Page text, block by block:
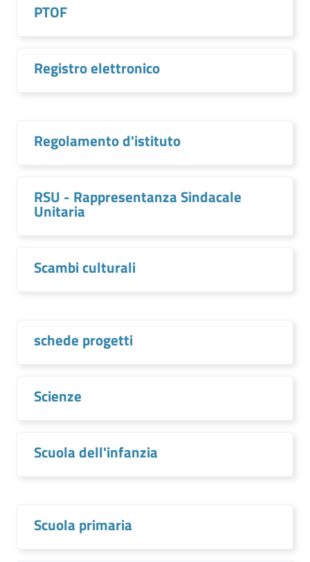
PTOF
Registro elettronico
Regolamento d'istituto
RSU - Rappresentanza Sindacale
Unitaria
Scambi culturali
schede progetti
Scienze
Scuola dell'infanzia
Scuola primaria